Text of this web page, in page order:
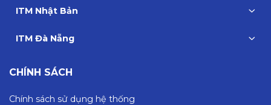
ITM Nhật Bản
ITM Đà Nẵng
CHÍNH SÁCH
Chính sách sử dụng hệ thống